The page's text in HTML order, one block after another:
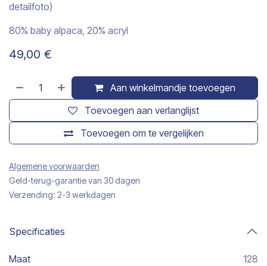
detailfoto)
80% baby alpaca, 20% acryl
49,00 €
Aan winkelmandje toevoegen
Toevoegen om te vergelijken
Toevoegen aan verlanglijst
Algemene voorwaarden
Geld-terug-garantie van 30 dagen
Verzending: 2-3 werkdagen
Specificaties
Maat 128